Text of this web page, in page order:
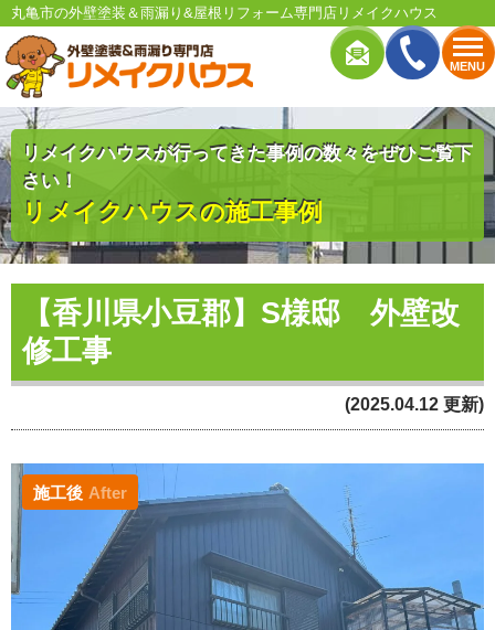
MENU
丸亀市の外壁塗装＆雨漏り&屋根リフォーム専門店リメイクハウス
リメイクハウスが行ってきた事例の数々をぜひご覧下
さい！
リメイクハウスの施工事例
【香川県小豆郡】S様邸 外壁改
修工事
(2025.04.12 更新)
施工後 After